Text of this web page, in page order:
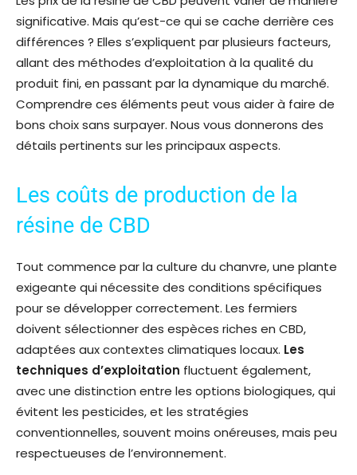
significative. Mais qu’est-ce qui se cache derrière ces
différences ? Elles s’expliquent par plusieurs facteurs,
allant des méthodes d’exploitation à la qualité du
produit fini, en passant par la dynamique du marché.
Comprendre ces éléments peut vous aider à faire de
bons choix sans surpayer. Nous vous donnerons des
détails pertinents sur les principaux aspects.
Les coûts de production de la
résine de CBD
Tout commence par la culture du chanvre, une plante
exigeante qui nécessite des conditions spécifiques
pour se développer correctement. Les fermiers
doivent sélectionner des espèces riches en CBD,
adaptées aux contextes climatiques locaux. Les
techniques d’exploitation fluctuent également,
avec une distinction entre les options biologiques, qui
évitent les pesticides, et les stratégies
conventionnelles, souvent moins onéreuses, mais peu
respectueuses de l’environnement.